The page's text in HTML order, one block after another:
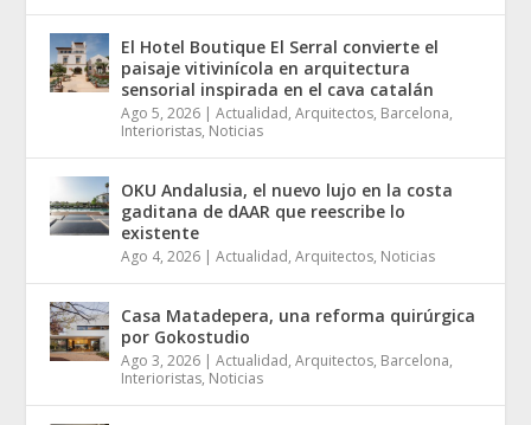
El Hotel Boutique El Serral convierte el
paisaje vitivinícola en arquitectura
sensorial inspirada en el cava catalán
Ago 5, 2026 |Actualidad,Arquitectos, Barcelona,
Interioristas, Noticias
OKU Andalusia, el nuevo lujo en la costa
gaditana de dAAR que reescribe lo
existente
Ago 4, 2026 |Actualidad,Arquitectos, Noticias
Casa Matadepera, una reforma quirúrgica
por Gokostudio
Ago 3, 2026 |Actualidad,Arquitectos, Barcelona,
Interioristas, Noticias